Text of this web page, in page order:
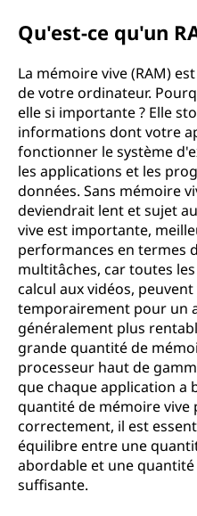
Qu'est-ce qu'un
La mémoire vive (RAM)
de votre ordinateur.
elle si importante ? Elle
informations dont votre
fonctionner le système
les applications et les
données. Sans mémoire
deviendrait lent et sujet
vive est importante,
performances en termes
multitâches, car toutes
calcul aux vidéos,
temporairement pour un
généralement plus
grande quantité de
processeur haut de
que chaque application a
quantité de mémoire
correctement, il est
équilibre entre une
abordable et une
suffisante.